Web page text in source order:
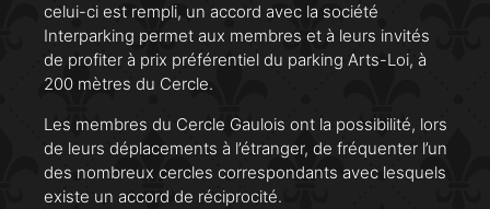
celui-ci est rempli, un accord avec la société
Interparking permet aux membres et à leurs invités
de profiter à prix préférentiel du parking Arts-Loi, à
200 mètres du Cercle.
Les membres du Cercle Gaulois ont la possibilité, lors
de leurs déplacements à l’étranger, de fréquenter l’un
des nombreux cercles correspondants avec lesquels
existe un accord de réciprocité.